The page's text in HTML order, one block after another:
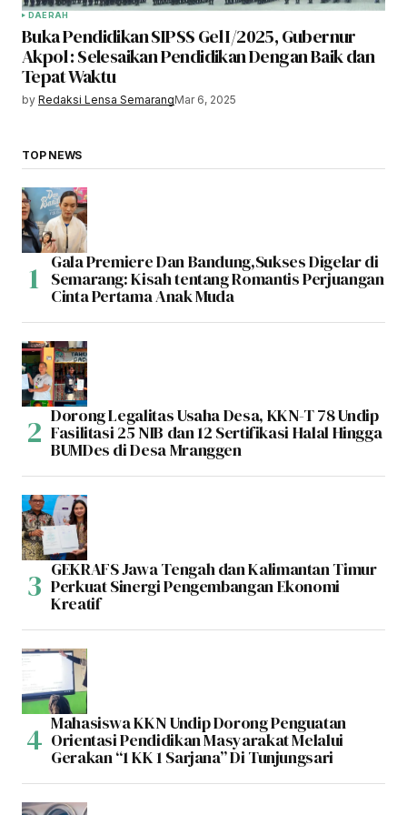
DAERAH
Buka Pendidikan SIPSS Gel I/2025, Gubernur
Akpol : Selesaikan Pendidikan Dengan Baik dan
Tepat Waktu
by Redaksi Lensa SemarangMar 6, 2025
TOP NEWS
Gala Premiere Dan Bandung,Sukses Digelar di
Semarang: Kisah tentang Romantis Perjuangan
Cinta Pertama Anak Muda
Dorong Legalitas Usaha Desa, KKN-T 78 Undip
Fasilitasi 25 NIB dan 12 Sertifikasi Halal Hingga
BUMDes di Desa Mranggen
GEKRAFS Jawa Tengah dan Kalimantan Timur
Perkuat Sinergi Pengembangan Ekonomi
Kreatif
Mahasiswa KKN Undip Dorong Penguatan
Orientasi Pendidikan Masyarakat Melalui
Gerakan “1 KK 1 Sarjana” Di Tunjungsari